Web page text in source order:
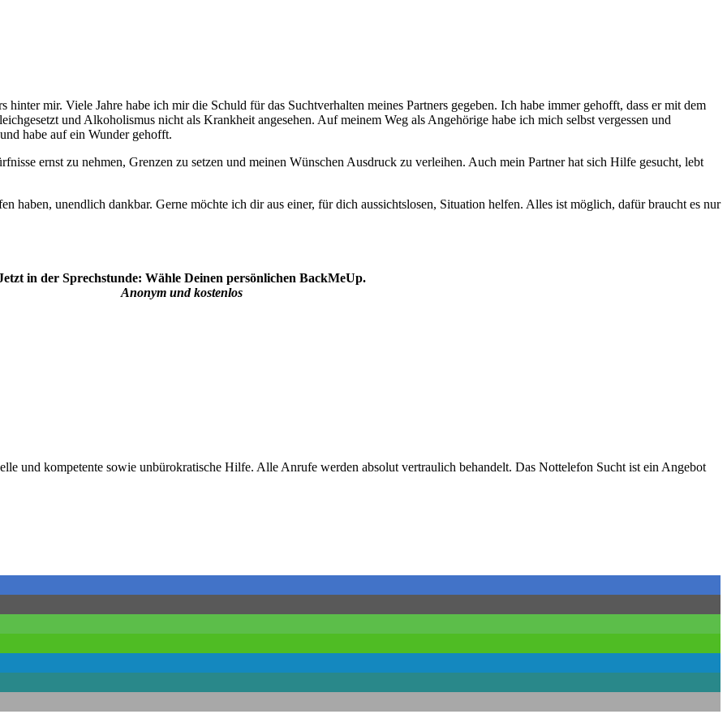
hinter mir. Viele Jahre habe ich mir die Schuld für das Suchtverhalten meines Partners gegeben. Ich habe immer gehofft, dass er mit dem
und Alkoholismus nicht als Krankheit angesehen. Auf meinem Weg als Angehörige habe ich mich selbst vergessen und
habe auf ein Wunder gehofft.
ernst zu nehmen, Grenzen zu setzen und meinen Wünschen Ausdruck zu verleihen. Auch mein Partner hat sich Hilfe gesucht, lebt
haben, unendlich dankbar. Gerne möchte ich dir aus einer, für dich aussichtslosen, Situation helfen. Alles ist möglich, dafür braucht es nur
in der Sprechstunde: Wähle Deinen persönlichen BackMeUp.
Anonym und kostenlos
und kompetente sowie unbürokratische Hilfe. Alle Anrufe werden absolut vertraulich behandelt. Das Nottelefon Sucht ist ein Angebot